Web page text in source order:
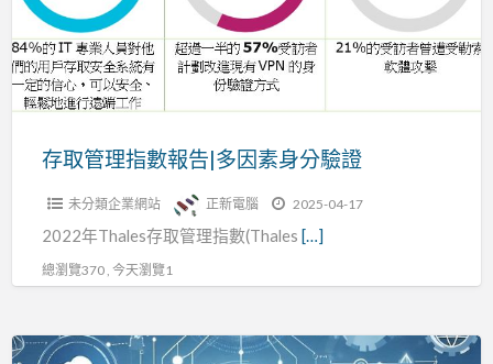
合
報
告|
存取管理指數報告|多因素身分驗證
未分類企業網站 正新電腦 2025-04-17
2022年Thales存取管理指數(Thales […]
總瀏覽370 , 今天瀏覽1
為